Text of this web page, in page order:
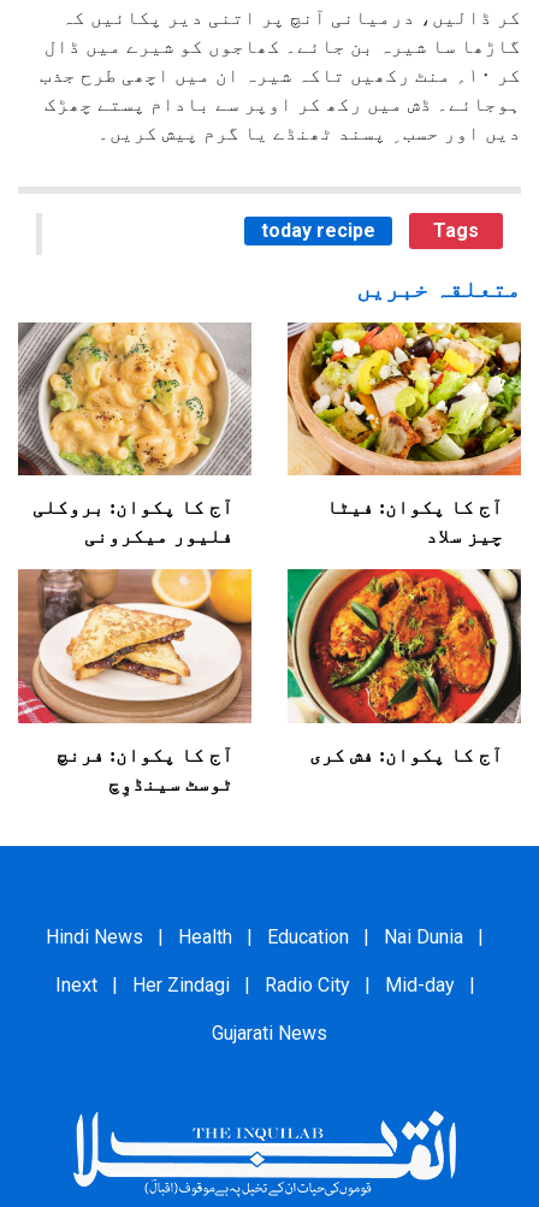
کر ڈالیں، درمیانی آنچ پر اتنی دیر پکائیں کہ
گاڑھا سا شیرہ بن جائے۔ کھاجوں کو شیرے میں ڈال
کر ۱۰؍ منٹ رکھیں تاکہ شیرہ ان میں اچھی طرح جذب
ہوجائے۔ ڈش میں رکھ کر اوپر سے بادام پستے چھڑک
دیں اور حسب ِ پسند ٹھنڈے یا گرم پیش کریں۔
today recipe Tags
متعلقہ خبریں
آج کا پکوان: فیٹا
چیز سلاد
آج کا پکوان: بروکلی
فلیور میکرونی
آج کا پکوان: فش کری
آج کا پکوان: فرنچ
ٹوسٹ سینڈوِچ
Hindi News | Health | Education | Nai Dunia |
Inext | Her Zindagi | Radio City | Mid-day |
Gujarati News